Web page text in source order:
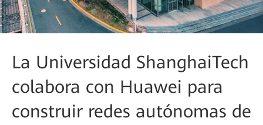
La Universidad ShanghaiTech
colabora con Huawei para
construir redes autónomas de